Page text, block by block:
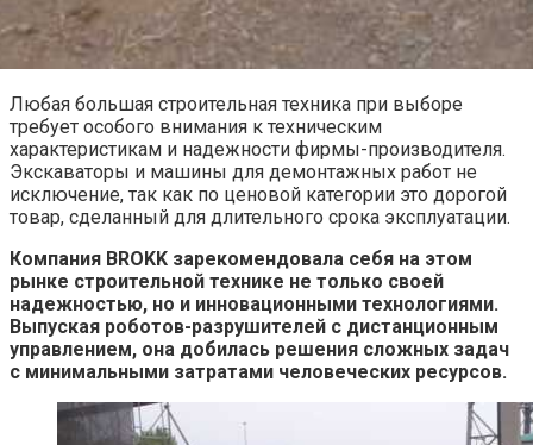
Любая большая строительная техника при выборе
требует особого внимания к техническим
характеристикам и надежности фирмы-производителя.
Экскаваторы и машины для демонтажных работ не
исключение, так как по ценовой категории это дорогой
товар, сделанный для длительного срока эксплуатации.
Компания BROKK зарекомендовала себя на этом
рынке строительной технике не только своей
надежностью, но и инновационными технологиями.
Выпуская роботов-разрушителей с дистанционным
управлением, она добилась решения сложных задач
с минимальными затратами человеческих ресурсов.